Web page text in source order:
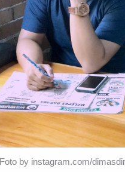
Foto by instagram.com/